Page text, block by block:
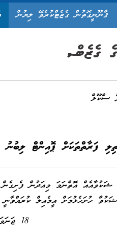
ޤާނޫނީގޮތުން ގެޒެޓްކުރެވޭ ލިޔުން
ސްކޫލް
ފަރާތްތަކަށް ޕޮއިންޓް
ހުށަހެޅުމަށް އީމެއިލް ކުރައްވާނީ
18 ޖަނަވަރީ 2026